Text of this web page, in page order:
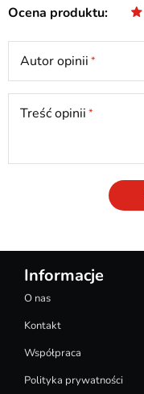
Ocena produktu
Autor opinii
Treść opinii
Informacje
O nas
Kontakt
Współpraca
Polityka prywatności